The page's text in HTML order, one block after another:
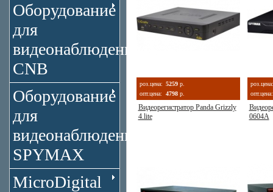
Оборудование
для
видеонаблюдения
CNB
Оборудование
для
видеонаблюдения
SPYMAX
MicroDigital
роз.цена: 5259 р.
опт.цена:
4798 р.
Видеорегистратор Panda Grizzly
4.lite
роз.цена:
опт.цена:
0604A